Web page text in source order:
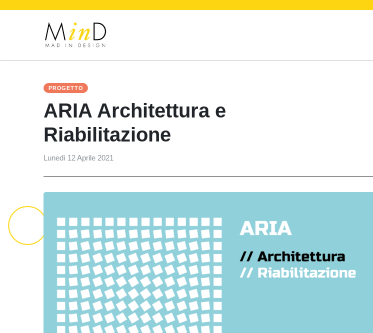
PROGETTO
ARIA Architettura e
Riabilitazione
Lunedì 12 Aprile 2021